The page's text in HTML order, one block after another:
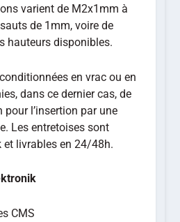
varient de M2x1mm à
de 1mm, voire de
hauteurs disponibles.
en vrac ou en
dans ce dernier cas, de
l’insertion par une
Les entretoises sont
livrables en 24/48h.
CMS